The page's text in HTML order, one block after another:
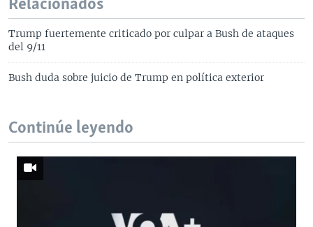
Relacionados
Trump fuertemente criticado por culpar a Bush de ataques
del 9/11
Bush duda sobre juicio de Trump en política exterior
Continúe leyendo